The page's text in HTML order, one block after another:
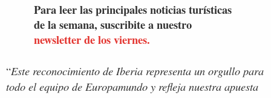
Para leer las principales noticias turísticas
de la semana, suscribite a nuestro
newsletter de los viernes.
“Este reconocimiento de Iberia representa un orgullo para
todo el equipo de Europamundo y refleja nuestra apuesta